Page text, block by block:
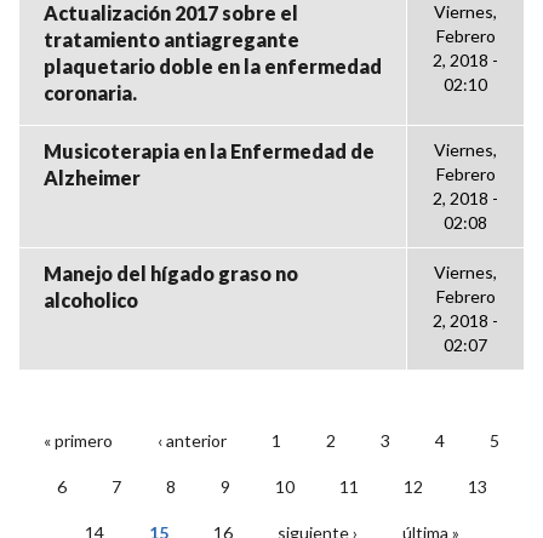
Actualización 2017 sobre el
tratamiento antiagregante
plaquetario doble en la enfermedad
coronaria.
Viernes,
Febrero
2, 2018 -
02:10
Musicoterapia en la Enfermedad de
Alzheimer
Viernes,
Febrero
2, 2018 -
02:08
Manejo del hígado graso no
alcoholico
Viernes,
Febrero
2, 2018 -
02:07
PÁGINAS
« primero ‹ anterior 1 2 3 4 5
6 7 8 9 10 11 12 13
14 15 16 siguiente › última »